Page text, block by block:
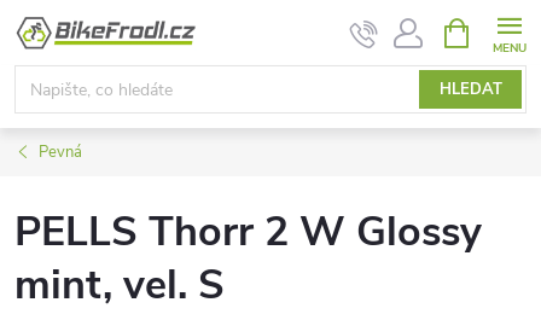
Přejít
obsah
HLEDAT
NÁKUPNÍ
KOŠÍK
Pevná
PELLS Thorr 2 W Glossy
mint, vel. S